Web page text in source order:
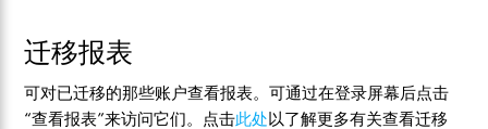
迁移报表
可对已迁移的那些账户查看报表。可通过在登录屏幕后点击
“查看报表”来访问它们。点击此处以了解更多有关查看迁移